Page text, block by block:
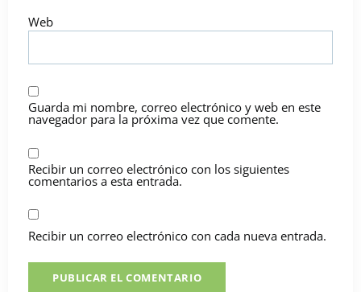
Web
Guarda mi nombre, correo electrónico y web en este
navegador para la próxima vez que comente.
Recibir un correo electrónico con los siguientes
comentarios a esta entrada.
Recibir un correo electrónico con cada nueva entrada.